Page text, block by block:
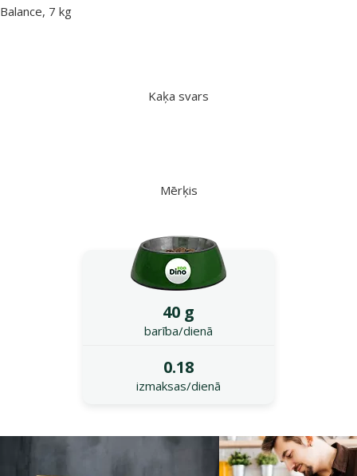
Balance, 7 kg
Kaķa svars
Mērķis
40 g
barība/dienā
0.18
izmaksas/dienā